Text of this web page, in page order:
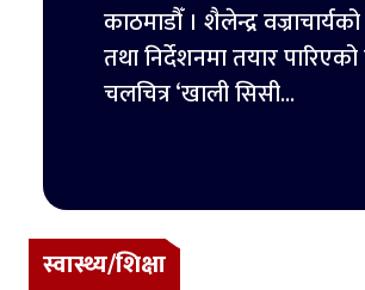
काठमाडौँ । शैलेन्द्र
तथा निर्देशनमा तयार
चलचित्र ‘खाली सिसी...
स्वास्थ्य/शिक्षा